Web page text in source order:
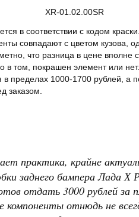
XR-01.02.00SR
в соответствии с кодом
совпадают с цветом кузова,
что разница в цене вполне
в том, покрашен элемент или
в пределах 1000-1700 рублей, а
заказом.
практика, крайне
заднего бампера Лада
отдать 3000 рублей за
отнюдь не